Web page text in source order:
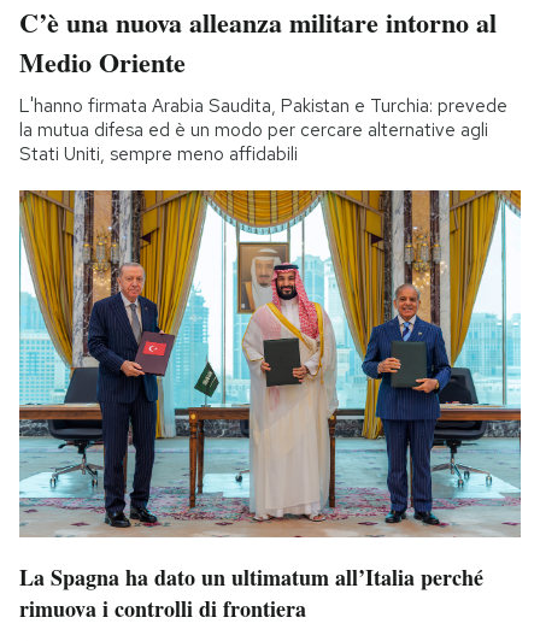
C’è una nuova alleanza militare intorno al
Medio Oriente
L'hanno firmata Arabia Saudita, Pakistan e Turchia: prevede
la mutua difesa ed è un modo per cercare alternative agli
Stati Uniti, sempre meno affidabili
La Spagna ha dato un ultimatum all’Italia perché
rimuova i controlli di frontiera